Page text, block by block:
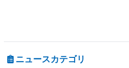
ニュースカテゴリ